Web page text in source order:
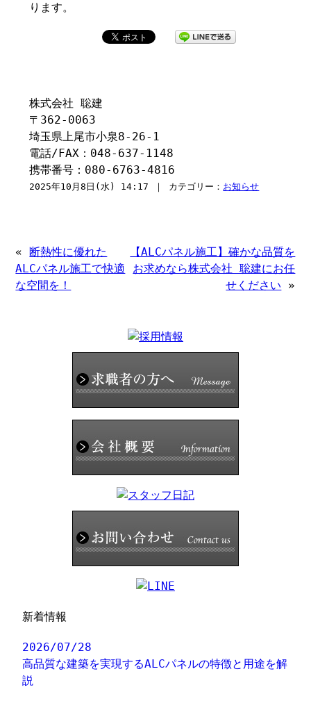
ります。
株式会社 聡建
〒362-0063
埼玉県上尾市小泉8-26-1
電話/FAX：048-637-1148
携帯番号：080-6763-4816
2025年10月8日(水) 14:17 ｜ カテゴリー： お知らせ
«断熱性に優れた
ALCパネル施工で快適
な空間を！
【ALCパネル施工】確かな品質を
お求めなら株式会社 聡建にお任
せください »
新着情報
2026/07/28
高品質な建築を実現するALCパネルの特徴と用途を解
説